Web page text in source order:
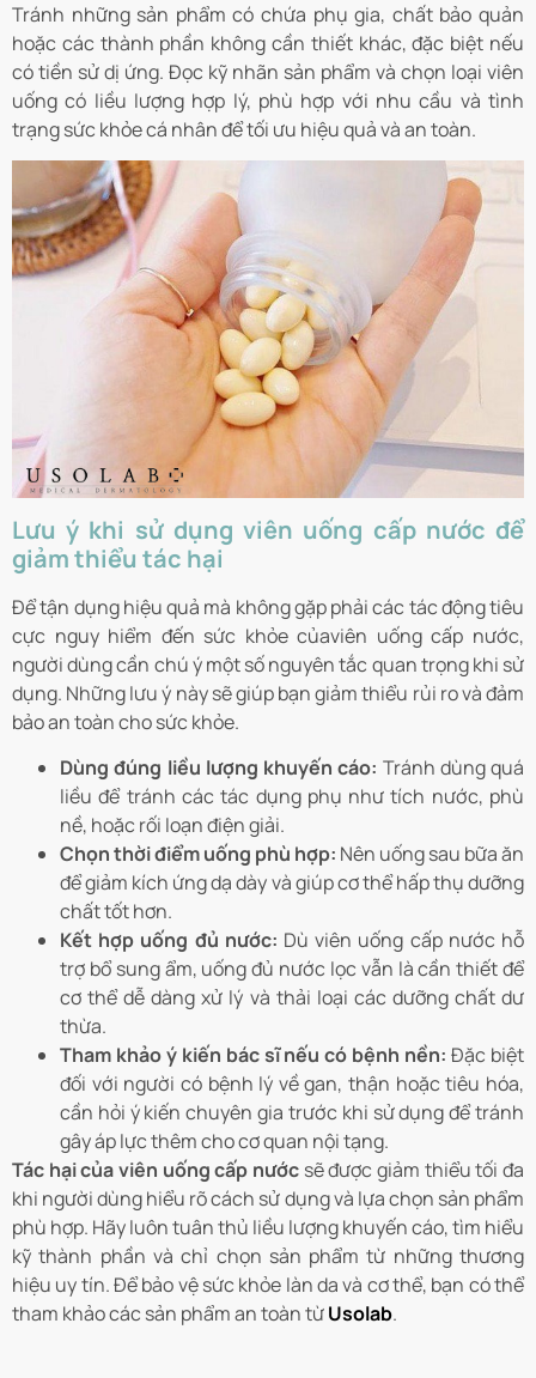
Tránh những sản phẩm có chứa phụ gia, chất bảo quản
hoặc các thành phần không cần thiết khác, đặc biệt nếu
có tiền sử dị ứng. Đọc kỹ nhãn sản phẩm và chọn loại viên
uống có liều lượng hợp lý, phù hợp với nhu cầu và tình
trạng sức khỏe cá nhân để tối ưu hiệu quả và an toàn.
Lưu ý khi sử dụng viên uống cấp nước để
giảm thiểu tác hại
Để tận dụng hiệu quả mà không gặp phải các tác động tiêu
cực nguy hiểm đến sức khỏe củaviên uống cấp nước,
người dùng cần chú ý một số nguyên tắc quan trọng khi sử
dụng. Những lưu ý này sẽ giúp bạn giảm thiểu rủi ro và đảm
bảo an toàn cho sức khỏe.
Dùng đúng liều lượng khuyến cáo: Tránh dùng quá
liều để tránh các tác dụng phụ như tích nước, phù
nề, hoặc rối loạn điện giải.
Chọn thời điểm uống phù hợp: Nên uống sau bữa ăn
để giảm kích ứng dạ dày và giúp cơ thể hấp thụ dưỡng
chất tốt hơn.
Kết hợp uống đủ nước: Dù viên uống cấp nước hỗ
trợ bổ sung ẩm, uống đủ nước lọc vẫn là cần thiết để
cơ thể dễ dàng xử lý và thải loại các dưỡng chất dư
thừa.
Tham khảo ý kiến bác sĩ nếu có bệnh nền: Đặc biệt
đối với người có bệnh lý về gan, thận hoặc tiêu hóa,
cần hỏi ý kiến chuyên gia trước khi sử dụng để tránh
gây áp lực thêm cho cơ quan nội tạng.
Tác hại của viên uống cấp nước sẽ được giảm thiểu tối đa
khi người dùng hiểu rõ cách sử dụng và lựa chọn sản phẩm
phù hợp. Hãy luôn tuân thủ liều lượng khuyến cáo, tìm hiểu
kỹ thành phần và chỉ chọn sản phẩm từ những thương
hiệu uy tín. Để bảo vệ sức khỏe làn da và cơ thể, bạn có thể
tham khảo các sản phẩm an toàn từUsolab.